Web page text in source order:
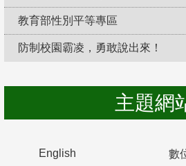
教育部性別平等專區
防制校園霸凌，勇敢說出來！
主題網
English 數